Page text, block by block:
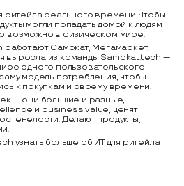
ритейла реального времени. Чтобы
могли попадать домой к людям
возможно в физическом мире.
работают Самокат, Мегамаркет,
выросла из команды Samokat.tech —
одного пользовательского
модель потребления, чтобы
к покупкам и своему времени.
— они большие и разные,
и business value, ценят
Делают продукты,
узнать больше об ИТ для ритейла